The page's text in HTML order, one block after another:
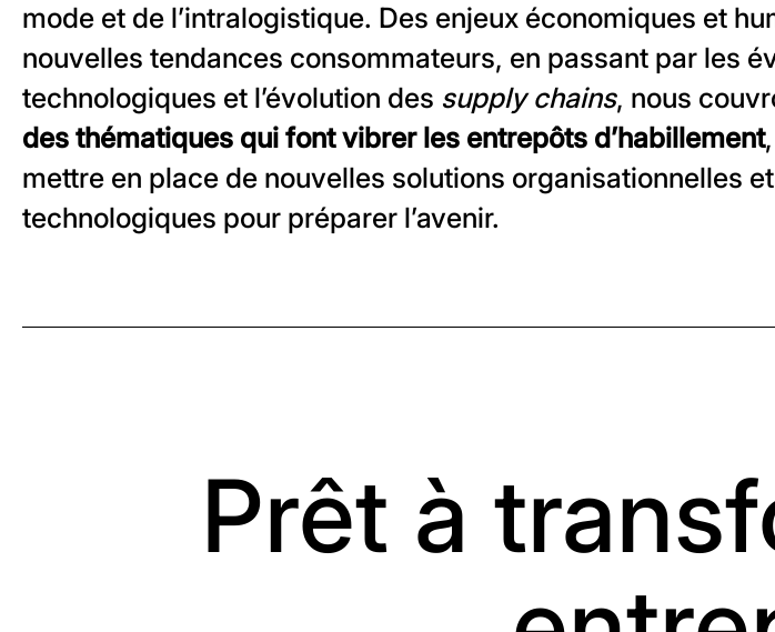
mode et de l’intralogistique. Des enjeux économiques et
nouvelles tendances consommateurs, en passant par les
technologiques et l’évolution des supply chains, nous
des thématiques qui font vibrer les entrepôts d’habillement
mettre en place de nouvelles solutions organisationnelles et
technologiques pour préparer l’avenir.
Prêt à